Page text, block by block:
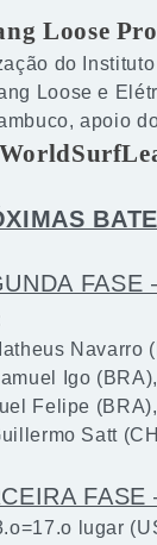
Loose
do
Loose e
apoio
Navarro
Igo
Felipe
Satt
lugar